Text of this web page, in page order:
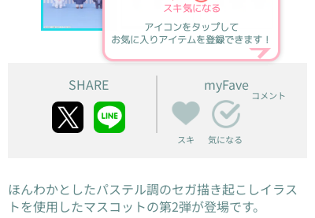
スキ気になる
アイコンをタップして
お気に入りアイテムを登録できます！
SHARE myFave
スキ 気になる
コメント
ほんわかとしたパステル調のセガ描き起こしイラス
トを使用したマスコットの第2弾が登場です。